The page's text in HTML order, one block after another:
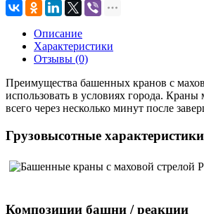
Описание
Характеристики
Отзывы (0)
Преимущества башенных кранов с
использовать в условиях города.
всего через несколько минут после
Грузовысотные характеристики
Композиции башни / реакции